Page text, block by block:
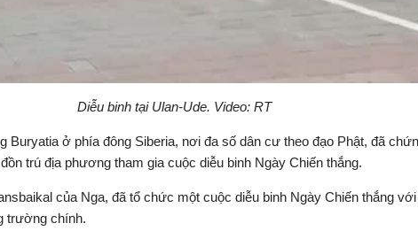
Video
Diễu binh tại Ulan-Ude. Video: RT
Buryatia ở phía đông Siberia, nơi đa số dân cư theo đạo Phật, đã
trú địa phương tham gia cuộc diễu binh Ngày Chiến thắng.
của Nga, đã tổ chức một cuộc diễu binh Ngày Chiến thắng
trường chính.